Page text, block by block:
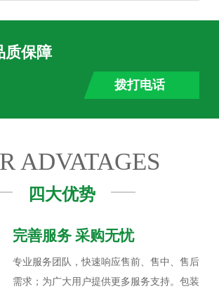
质保障
拨打电话
ADVATAGES
四大优势
完善服务 采购无忧
专业服务团队，快速响应售前、售中、售后
需求；为广大用户提供更多服务支持。包装